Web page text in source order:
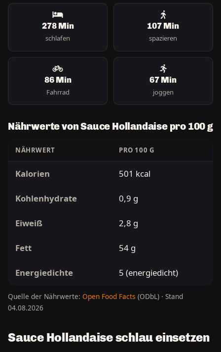
278 Min
schlafen
107 Min
spazieren
86 Min
Fahrrad
67 Min
joggen
Nährwerte von Sauce Hollandaise pro 100 g
NÄHRWERT PRO 100 G
Kalorien 501 kcal
Kohlenhydrate 0,9 g
Eiweiß 2,8 g
Fett 54 g
Energiedichte 5 (energiedicht)
Quelle der Nährwerte: Open Food Facts (ODbL) · Stand
04.08.2026
Sauce Hollandaise schlau einsetzen